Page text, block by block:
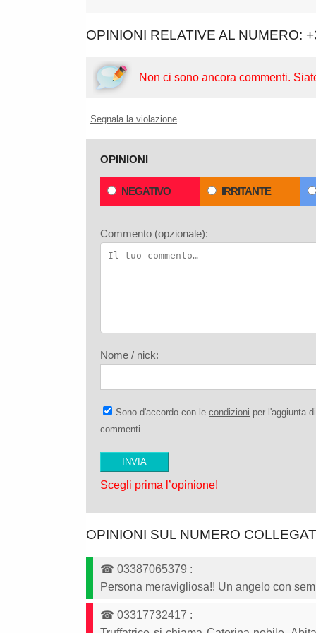
OPINIONI RELATIVE AL NUMERO:
Non ci sono ancora commenti.
Segnala la violazione
OPINIONI
NEGATIVO IRRITANTE
Commento (opzionale):
Nome / nick:
Sono d'accordo con le condizioni per l'aggiunta di
commenti
Scegli prima l’opinione!
OPINIONI SUL NUMERO
☎ 03387065379 :
Persona meravigliosa!! Un angelo con
☎ 03317732417 :